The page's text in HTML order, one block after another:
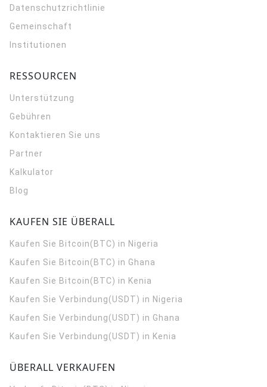
Datenschutzrichtlinie
Gemeinschaft
Institutionen
RESSOURCEN
Unterstützung
Gebühren
Kontaktieren Sie uns
Partner
Kalkulator
Blog
KAUFEN SIE ÜBERALL
Kaufen Sie Bitcoin(BTC) in Nigeria
Kaufen Sie Bitcoin(BTC) in Ghana
Kaufen Sie Bitcoin(BTC) in Kenia
Kaufen Sie Verbindung(USDT) in Nigeria
Kaufen Sie Verbindung(USDT) in Ghana
Kaufen Sie Verbindung(USDT) in Kenia
ÜBERALL VERKAUFEN